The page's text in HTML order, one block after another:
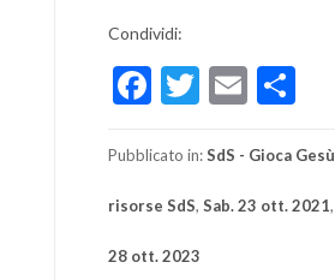
Condividi:
Facebook
Twitter
Email
Pubblicato in:SdS - Gioca Gesù
risorse SdS, Sab. 23 ott. 2021,
28 ott. 2023